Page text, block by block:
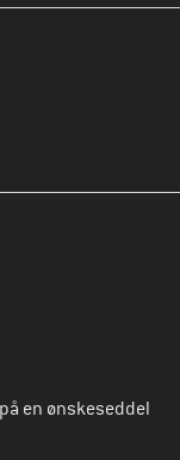
trin din
en ønskeseddel